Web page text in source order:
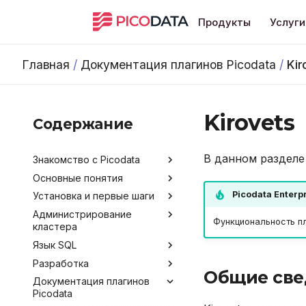
Продукты Услуги
Главная / Документация плагинов Picodata /
Содержание
Знакомство с Picodata
Общее описание продукта
Преимущества Picodata
Сценарии использования
Picodata
Обратная связь и
получение помощи
Версионирование
Основные понятия
Типы таблиц
Установка и первые шаги
Установка Picodata
Запуск Picodata
Создание кластера
Развёртывание кластера
через Kubernetes Operator
Добавление узлов
Администрирование
кластера
Конфигурирование
Обзор методов
Аргументы командной
Мониторинг
Получение данных о
кластере
Развертывание кластера
через Ansible
Язык SQL
Команды и термины SQL
Data Control Language
Data Definition Language
Разработка
Инструментарий
разработчика
Документация плагинов
Picodata
Kirovets
В данном
Picodata
Функциональность
Общие